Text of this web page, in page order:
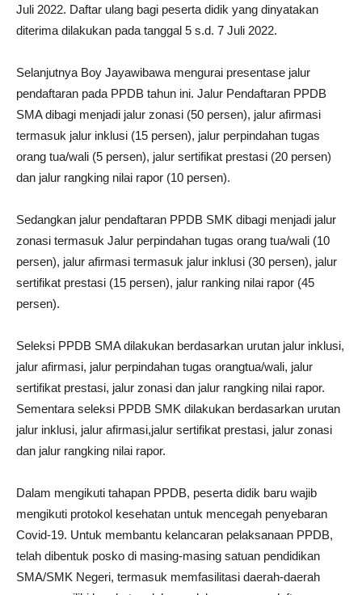
Juli 2022. Daftar ulang bagi peserta didik yang dinyatakan
diterima dilakukan pada tanggal 5 s.d. 7 Juli 2022.
Selanjutnya Boy Jayawibawa mengurai presentase jalur
pendaftaran pada PPDB tahun ini. Jalur Pendaftaran PPDB
SMA dibagi menjadi jalur zonasi (50 persen), jalur afirmasi
termasuk jalur inklusi (15 persen), jalur perpindahan tugas
orang tua/wali (5 persen), jalur sertifikat prestasi (20 persen)
dan jalur rangking nilai rapor (10 persen).
Sedangkan jalur pendaftaran PPDB SMK dibagi menjadi jalur
zonasi termasuk Jalur perpindahan tugas orang tua/wali (10
persen), jalur afirmasi termasuk jalur inklusi (30 persen), jalur
sertifikat prestasi (15 persen), jalur ranking nilai rapor (45
persen).
Seleksi PPDB SMA dilakukan berdasarkan urutan jalur inklusi,
jalur afirmasi, jalur perpindahan tugas orangtua/wali, jalur
sertifikat prestasi, jalur zonasi dan jalur rangking nilai rapor.
Sementara seleksi PPDB SMK dilakukan berdasarkan urutan
jalur inklusi, jalur afirmasi,jalur sertifikat prestasi, jalur zonasi
dan jalur rangking nilai rapor.
Dalam mengikuti tahapan PPDB, peserta didik baru wajib
mengikuti protokol kesehatan untuk mencegah penyebaran
Covid-19. Untuk membantu kelancaran pelaksanaan PPDB,
telah dibentuk posko di masing-masing satuan pendidikan
SMA/SMK Negeri, termasuk memfasilitasi daerah-daerah